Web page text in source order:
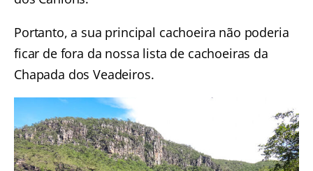
Portanto, a sua principal cachoeira não poderia
ficar de fora da nossa lista de cachoeiras da
Chapada dos Veadeiros.